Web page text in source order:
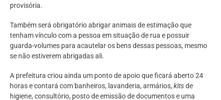
provisória.
Também será obrigatório abrigar animais de estimação que
tenham vínculo com a pessoa em situação de rua e possuir
guarda-volumes para acautelar os bens dessas pessoas, mesmo
se não estiverem abrigadas ali.
A prefeitura criou ainda um ponto de apoio que ficará aberto 24
horas e contará com banheiros, lavanderia, armários, kitsde
higiene, consultório, posto de emissão de documentos e uma